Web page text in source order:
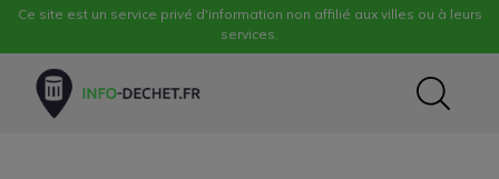
Ce site est un service privé d'information non affilié aux villes ou à leurs
services.